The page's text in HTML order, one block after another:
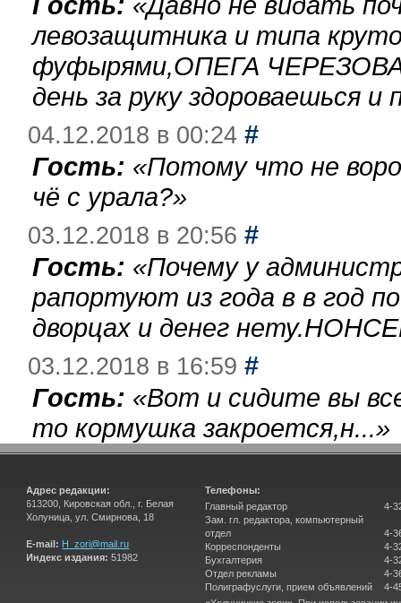
левозащитника и типа
фуфырями,ОПЕГА
день за руку здороваешься
04.12.2018 в 00:24 #
Гость: «Потому что не
чё с урала?»
03.12.2018 в 20:56 #
Гость: «Почему у
рапортуют из года в в год
дворцах и денег
03.12.2018 в 16:59 #
Гость: «Вот и сидите вы
то кормушка закроется,н...»
Адрес редакции:
613200, Кировская обл., г. Белая
Холуница, ул. Смирнова, 18
E-mail: H_zori@mail.ru
Индекс издания: 51982
Телефоны:
Главный редактор
Зам. гл. редактора, компьютерный
отдел
Корреспонденты
Бухгалтерия
Отдел рекламы
Полиграфуслуги, прием объявлений
4-
4-
4-
4-
4-
4-